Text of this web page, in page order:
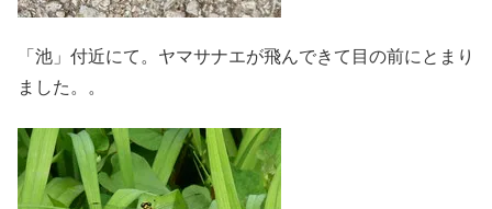
「池」付近にて。ヤマサナエが飛んできて目の前にとまり
ました。。